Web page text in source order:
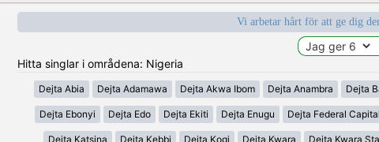
Vi arbetar hårt för att ge dig
Hitta singlar i områdena: Nigeria
Dejta Abia Dejta Adamawa Dejta Akwa Ibom Dejta Anambra Dejta
Dejta Ebonyi Dejta Edo Dejta Ekiti Dejta Enugu Dejta Federal
Dejta Katsina Dejta Kebbi Dejta Kogi Dejta Kwara Dejta Kwara